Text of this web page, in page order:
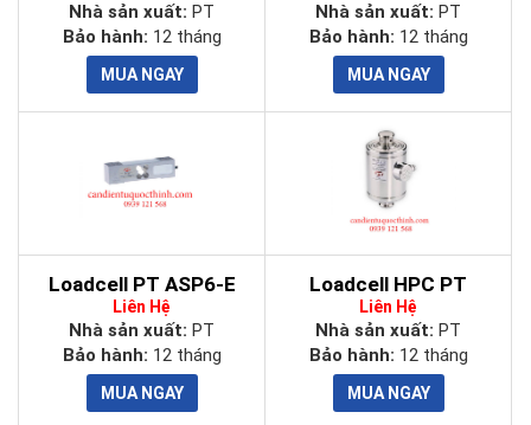
Nhà sản xuất: PT
Bảo hành: 12 tháng
Nhà sản xuất: PT
Bảo hành: 12 tháng
Loadcell PT ASP6-E
Liên Hệ
Nhà sản xuất: PT
Bảo hành: 12 tháng
Loadcell HPC PT
Liên Hệ
Nhà sản xuất: PT
Bảo hành: 12 tháng